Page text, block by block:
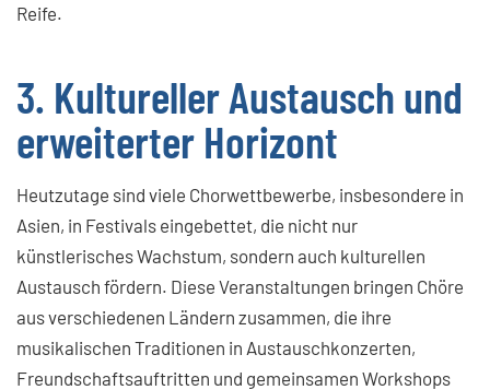
Reife.
3. Kultureller Austausch und
erweiterter Horizont
Heutzutage sind viele Chorwettbewerbe, insbesondere in
Asien, in Festivals eingebettet, die nicht nur
künstlerisches Wachstum, sondern auch kulturellen
Austausch fördern. Diese Veranstaltungen bringen Chöre
aus verschiedenen Ländern zusammen, die ihre
musikalischen Traditionen in Austauschkonzerten,
Freundschaftsauftritten und gemeinsamen Workshops